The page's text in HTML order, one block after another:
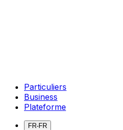
Particuliers
Business
Plateforme
FR-FR